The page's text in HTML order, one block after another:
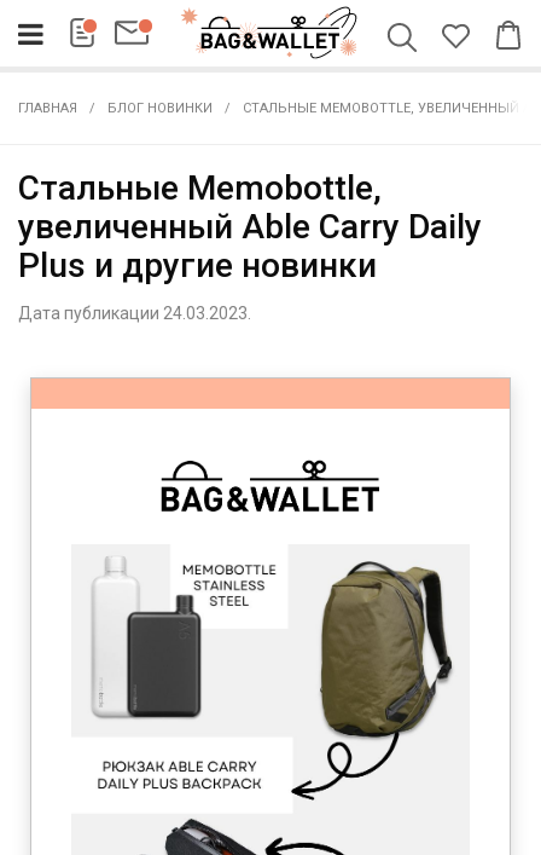
ГЛАВНАЯ БЛОГ НОВИНКИ СТАЛЬНЫЕ MEMOBOTTLE, УВЕЛИЧЕННЫЙ
Стальные Memobottle,
увеличенный Able Carry Daily
Plus и другие новинки
Дата публикации 24.03.2023.